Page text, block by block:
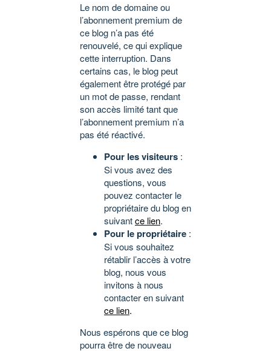
Le nom de domaine ou
l’abonnement premium de
ce blog n’a pas été
renouvelé, ce qui explique
cette interruption. Dans
certains cas, le blog peut
également être protégé par
un mot de passe, rendant
son accès limité tant que
l’abonnement premium n’a
pas été réactivé.
Pour les visiteurs :
Si vous avez des
questions, vous
pouvez contacter le
propriétaire du blog en
suivantce lien.
Pour le propriétaire :
Si vous souhaitez
rétablir l’accès à votre
blog, nous vous
invitons à nous
contacter en suivant
ce lien.
Nous espérons que ce blog
pourra être de nouveau